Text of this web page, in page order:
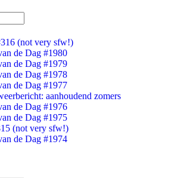
(not very sfw!)
de Dag #1980
de Dag #1979
de Dag #1978
de Dag #1977
aanhoudend zomers
de Dag #1976
de Dag #1975
(not very sfw!)
de Dag #1974